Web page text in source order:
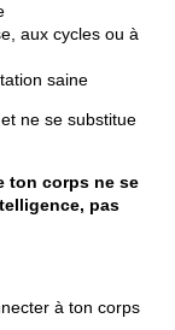
aux cycles ou à
saine
ne se substitue
ton corps ne se
pas
à ton corps